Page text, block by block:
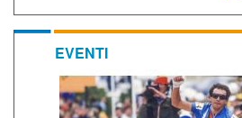
EVENTI